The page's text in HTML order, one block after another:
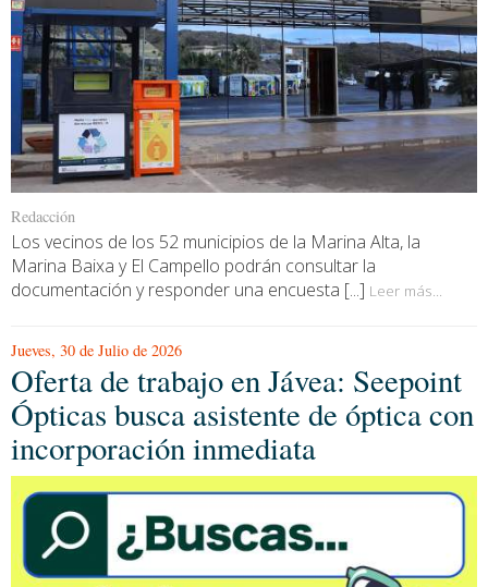
Redacción
Los vecinos de los 52 municipios de la Marina Alta, la
Marina Baixa y El Campello podrán consultar la
documentación y responder una encuesta [...] Leer más...
Jueves, 30 de Julio de 2026
Oferta de trabajo en Jávea: Seepoint
Ópticas busca asistente de óptica con
incorporación inmediata